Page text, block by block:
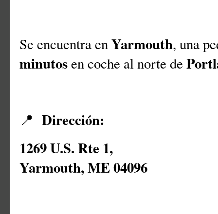
Se encuentra enYarmouth, una
minutosen coche al norte de
📍 Dirección:
1269 U.S. Rte 1,
Yarmouth, ME 04096